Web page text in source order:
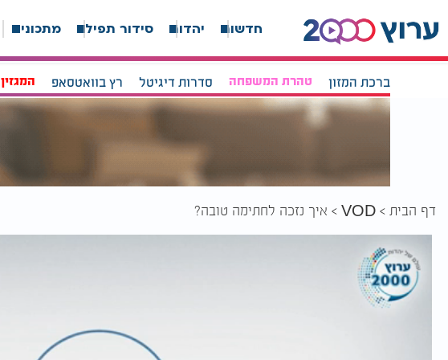
חדשות יהדות סידור תפילה מתכונים
ברכת המזון טהרת המשפחה סדרות דיגיטל רץ בוואטסאפ המגזין
דף הבית VOD איך נזכה לחתימה טובה?